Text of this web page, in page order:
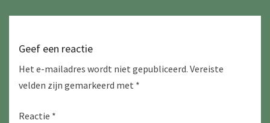
Geef een reactie
Het e-mailadres wordt niet gepubliceerd. Vereiste
velden zijn gemarkeerd met *
Reactie *